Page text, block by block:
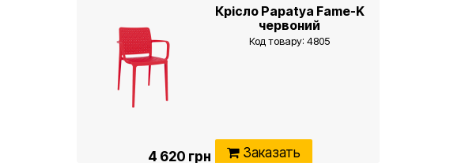
Крісло Papatya Fame-K
червоний
Код товару: 4805
4 620 грн Заказать